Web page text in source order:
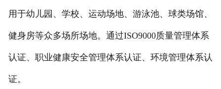
用于幼儿园、学校、运动场地、游泳池、球类场馆、
健身房等众多场所场地。通过ISO9000质量管理体系
认证、职业健康安全管理体系认证、环境管理体系认
证。